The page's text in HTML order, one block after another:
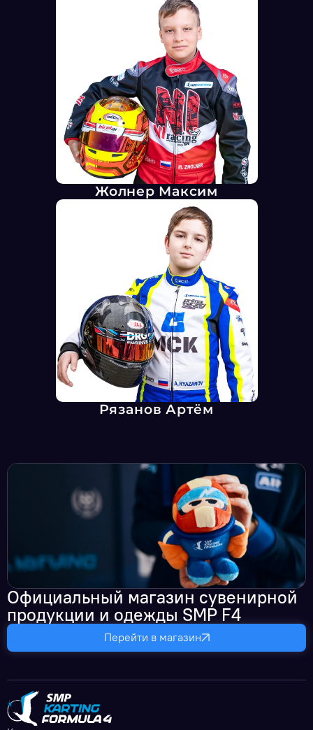
Жолнер Максим
Рязанов Артём
Официальный магазин сувенирной
продукции и одежды SMP F4
Перейти в магазин